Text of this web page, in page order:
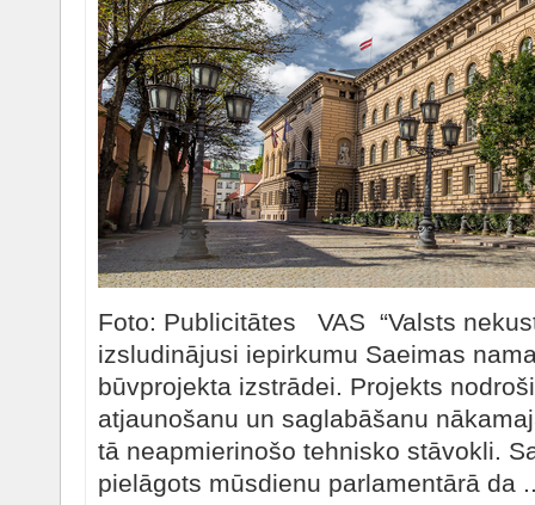
Foto: Publicitātes VAS “Valsts
izsludinājusi iepirkumu Saeimas
būvprojekta izstrādei. Projekts
atjaunošanu un saglabāšanu
tā neapmierinošo tehnisko stāvokli.
pielāgots mūsdienu parlamentārā da